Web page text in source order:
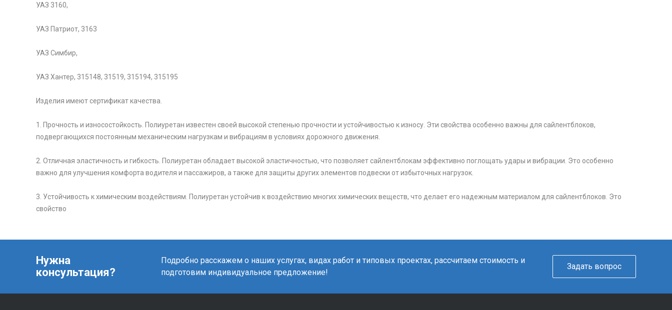
УАЗ 3160,
УАЗ Патриот, 3163
УАЗ Симбир,
УАЗ Хантер, 315148, 31519, 315194, 315195
Изделия имеют сертификат качества.
1. Прочность и износостойкость. Полиуретан известен своей высокой степенью прочности и устойчивостью к износу. Эти свойства особенно важны для сайлентблоков,
подвергающихся постоянным механическим нагрузкам и вибрациям в условиях дорожного движения.
2. Отличная эластичность и гибкость. Полиуретан обладает высокой эластичностью, что позволяет сайлентблокам эффективно поглощать удары и вибрации. Это особенно
важно для улучшения комфорта водителя и пассажиров, а также для защиты других элементов подвески от избыточных нагрузок.
3. Устойчивость к химическим воздействиям. Полиуретан устойчив к воздействию многих химических веществ, что делает его надежным материалом для сайлентблоков. Это
свойство
Нужна
консультация?
Подробно расскажем о наших услугах, видах работ и типовых проектах, рассчитаем стоимость и
подготовим индивидуальное предложение!
Задать вопрос